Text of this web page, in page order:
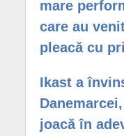
mare
care au
pleacă cu
Ikast a
joacă în